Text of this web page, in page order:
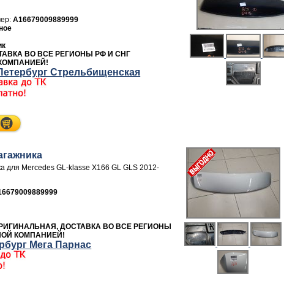
A16679009889999
ВО ВСЕ РЕГИОНЫ РФ И СНГ
Стрельбищенская
для Mercedes GL-klasse X166 GL GLS 2012-
ДОСТАВКА ВО ВСЕ РЕГИОНЫ
КОМПАНИЕЙ!
Мега Парнас